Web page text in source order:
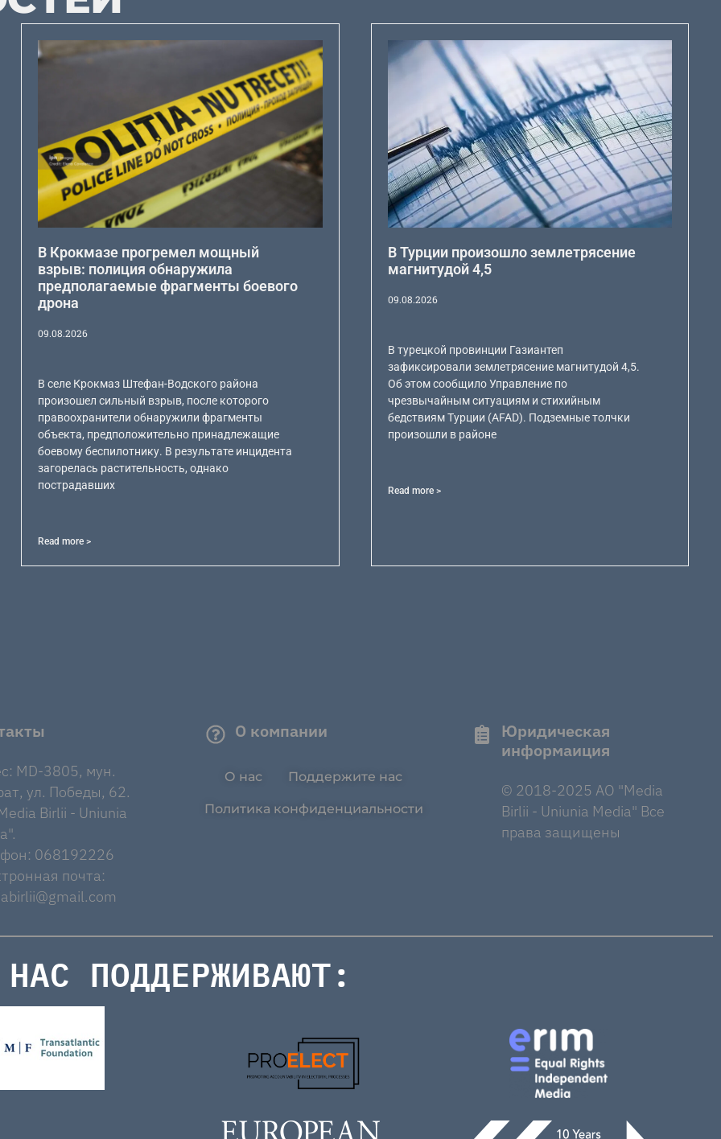
В Крокмазе прогремел мощный
взрыв: полиция обнаружила
предполагаемые фрагменты боевого
дрона
09.08.2026
В селе Крокмаз Штефан-Водского района
произошел сильный взрыв, после которого
правоохранители обнаружили фрагменты
объекта, предположительно принадлежащие
боевому беспилотнику. В результате инцидента
загорелась растительность, однако
пострадавших
Read more >
В Турции произошло землетрясение
магнитудой 4,5
09.08.2026
В турецкой провинции Газиантеп
зафиксировали землетрясение магнитудой 4,5.
Об этом сообщило Управление по
чрезвычайным ситуациям и стихийным
бедствиям Турции (AFAD). Подземные толчки
произошли в районе
Read more >
MD-3805, мун.
ул. Победы, 62.
Birlii - Uniunia
068192226
почта:
О компании
О нас Поддержите нас
Политика конфиденциальности
Юридическая
информаиция
© 2018-2025 AO "Media
Birlii - Uniunia Media" Все
права защищены
НАС ПОДДЕРЖИВАЮТ: